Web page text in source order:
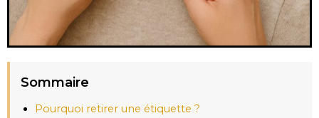
Sommaire
Pourquoi retirer une étiquette ?